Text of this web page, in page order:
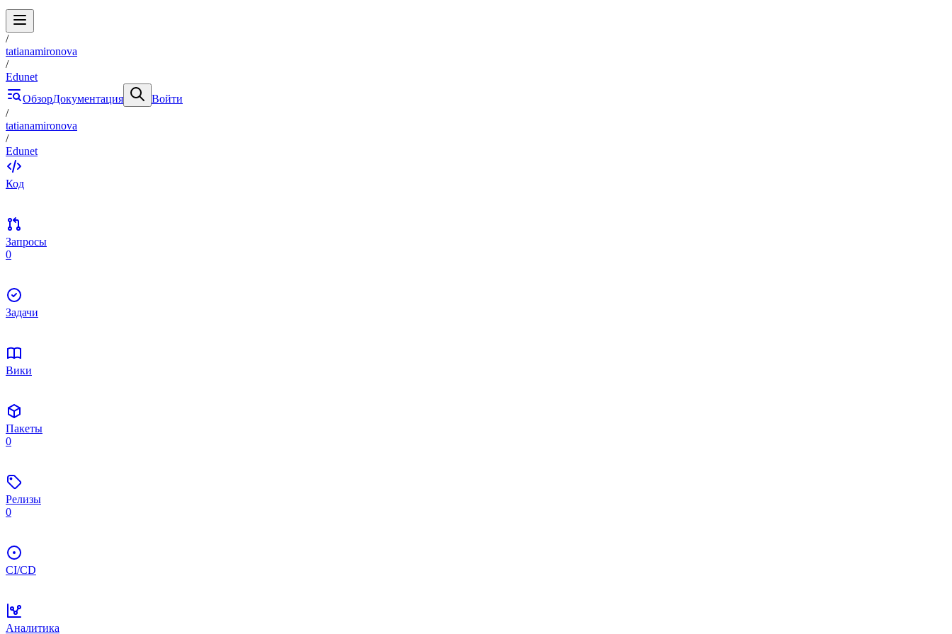
/
tatianamironova
/
Edunet
ОбзорДокументация
Войти
/
tatianamironova
/
Edunet
Код
Запросы
0
Задачи
Вики
Пакеты
0
Релизы
0
CI/CD
Аналитика